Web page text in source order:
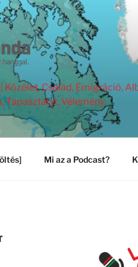
Közélet, Család, Emigráció,
Tapasztalat, Vélemény.
Mi az a Podcast?